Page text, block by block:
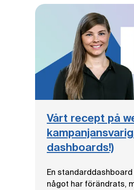
Vårt recept på
dashboards!)
En
något har förändrats,